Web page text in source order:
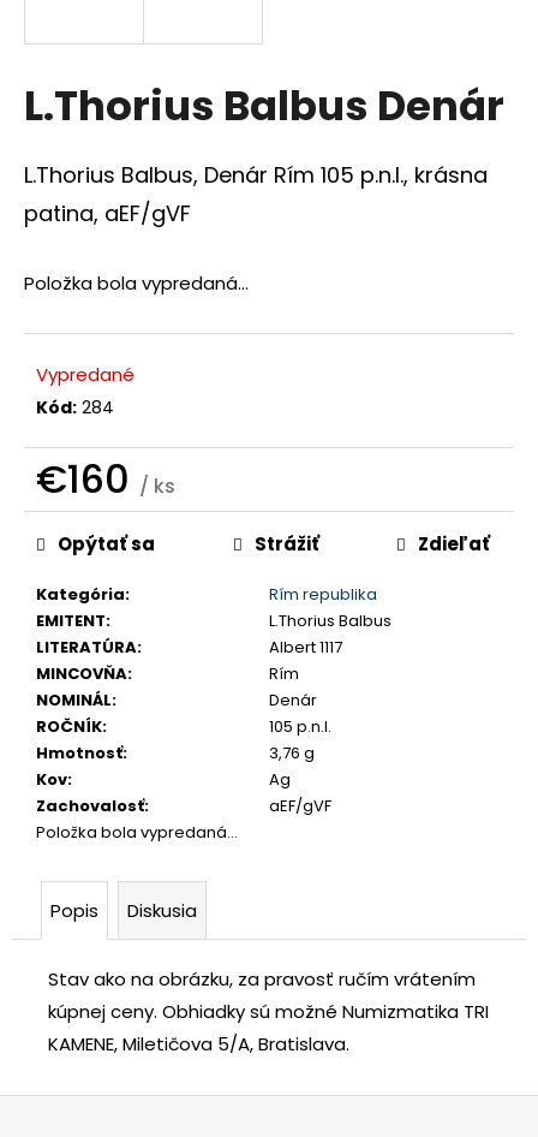
L.Thorius Balbus Denár
L.Thorius Balbus, Denár Rím 105 p.n.l., krásna
patina, aEF/gVF
Položka bola vypredaná…
Vypredané
Kód: 284
€160 / ks
Jednotková
cena:
Kategória:
Rím republika
EMITENT:
L.Thorius Balbus
LITERATÚRA:
Albert 1117
MINCOVŇA:
Rím
NOMINÁL:
Denár
ROČNÍK:
105 p.n.l.
Hmotnosť:
3,76 g
Kov:
Ag
Zachovalosť:
aEF/gVF
Položka bola vypredaná…
Opýtať sa Strážiť Zdieľať
Popis Diskusia
Stav ako na obrázku, za pravosť ručím vrátením
kúpnej ceny. Obhiadky sú možné Numizmatika TRI
KAMENE, Miletičova 5/A, Bratislava.
s
ť
HĽADAŤ
O
d
p
o
č
m
e
JOZEF
GRAJCIAR
1769
EVM-
D
€400
Z